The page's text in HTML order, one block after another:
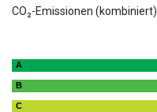
CO₂-Emissionen (kombiniert)
A
B
C